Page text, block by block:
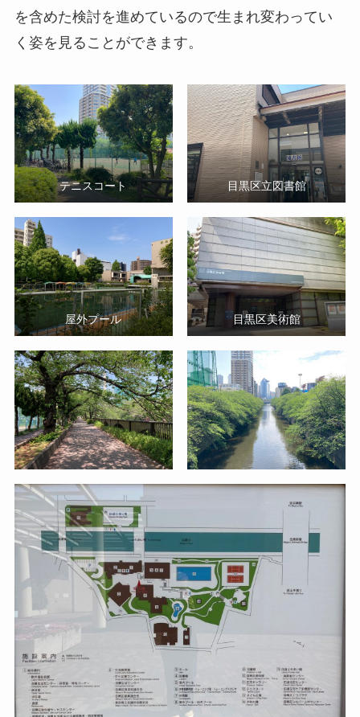
を含めた検討を進めているので生まれ変わってい
く姿を見ることができます。
テニスコート 目黒区立図書館
屋外プール 目黒区美術館